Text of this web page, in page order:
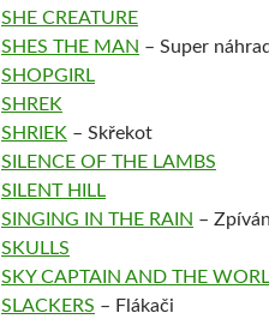
SHE CREATURE
SHES THE MAN – Super
SHOPGIRL
SHREK
SHRIEK – Skřekot
SILENCE OF THE LAMBS
SILENT HILL
SINGING IN THE RAIN –
SKULLS
SKY CAPTAIN AND THE
SLACKERS – Flákači